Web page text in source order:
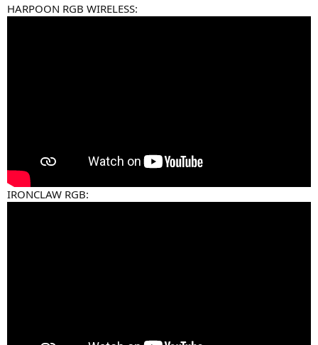
HARPOON RGB WIRELESS:
IRONCLAW RGB: